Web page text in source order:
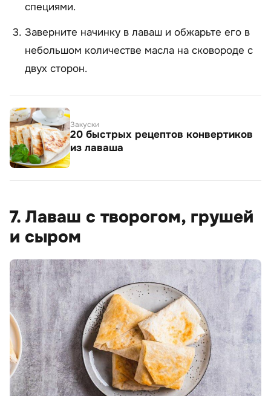
специями.
Заверните начинку в лаваш и обжарьте его в
небольшом количестве масла на сковороде с
двух сторон.
Закуски
20 быстрых рецептов конвертиков
из лаваша
7. Лаваш с творогом, грушей
и сыром